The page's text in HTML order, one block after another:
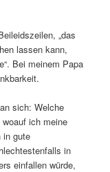
„das
lassen kann,
Bei meinem Papa
sich: Welche
ich meine
in gute
in
einfallen würde,